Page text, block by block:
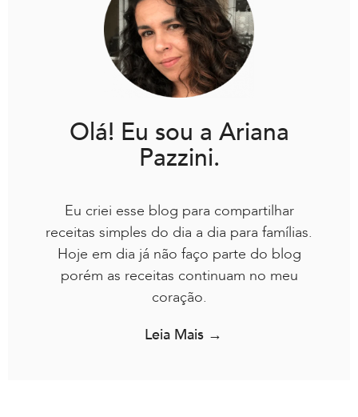
Olá! Eu sou a Ariana
Pazzini.
Eu criei esse blog para compartilhar
receitas simples do dia a dia para famílias.
Hoje em dia já não faço parte do blog
porém as receitas continuam no meu
coração.
Leia Mais →